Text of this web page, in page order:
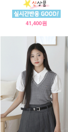
41,400원